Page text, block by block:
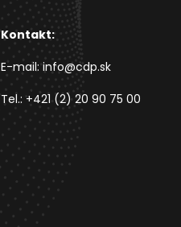
Kontakt:
E-mail: info@cdp.sk
Tel.: +421 (2) 20 90 75 00